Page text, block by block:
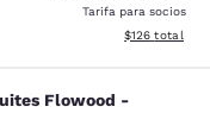
Tarifa para socios
Ver detalles
$126 total
Flowood
Flowood -